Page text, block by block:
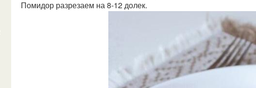
Помидор разрезаем на 8-12 долек.